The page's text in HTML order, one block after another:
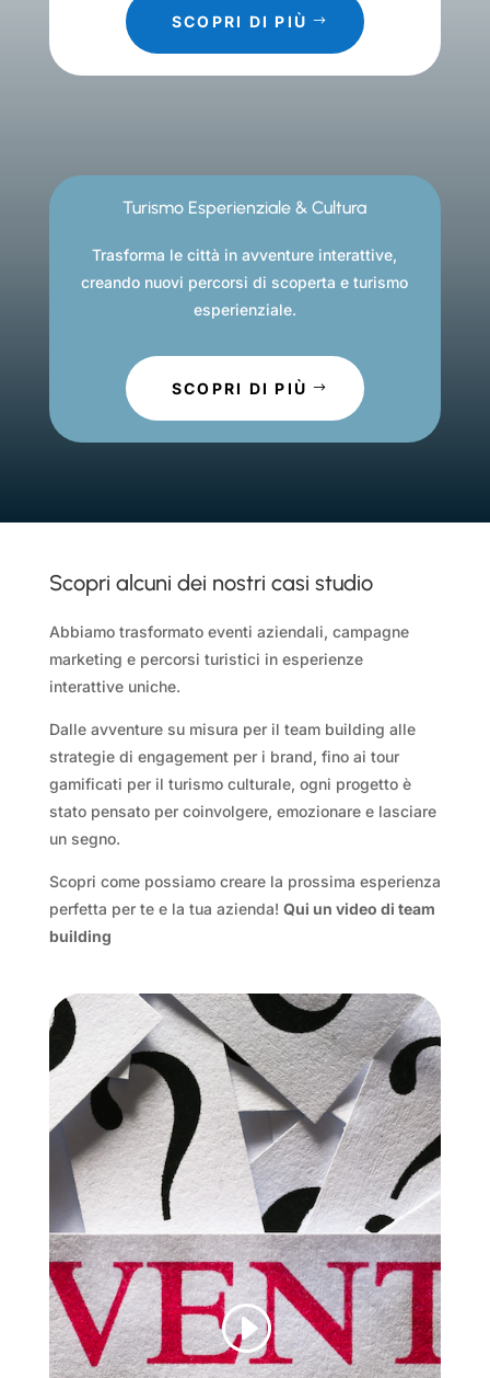
SCOPRI DI PIÙ
Turismo Esperienziale & Cultura
Trasforma le città in avventure interattive,
creando nuovi percorsi di scoperta e turismo
esperienziale.
SCOPRI DI PIÙ
Scopri alcuni dei nostri casi studio
Abbiamo trasformato eventi aziendali, campagne
marketing e percorsi turistici in esperienze
interattive uniche.
Dalle avventure su misura per il team building alle
strategie di engagement per i brand, fino ai tour
gamificati per il turismo culturale, ogni progetto è
stato pensato per coinvolgere, emozionare e lasciare
un segno.
Scopri come possiamo creare la prossima esperienza
perfetta per te e la tua azienda! Qui un video di team
building